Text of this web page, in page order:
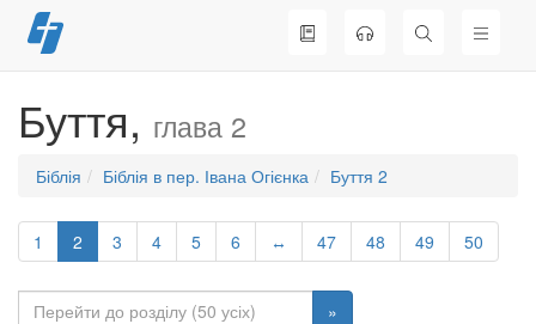
Перейти
до
Буття, глава 2
Біблія Біблія в пер. Івана Огієнка Буття 2
1 2 3 4 5 6 ↔ 47 48 49 50
»